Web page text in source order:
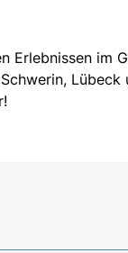
Erlebnissen im
Lübeck